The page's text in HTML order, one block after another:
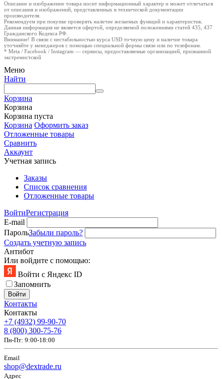
Описание и изображение товара носит информационный характер и может отличаться
от описания и изображений, представленных в технической документации
производителя.
Рекомендуем при покупке проверять наличие желаемых функций и характеристик.
Данная информация не является офертой, определяемой положениями статей 435, 437
Гражданского Кодекса РФ.
Внимание! В связи с нестабильностью курса USD точную цену и наличие товара
уточняйте у менеджеров с помощью специальной формы связи или по телефонам.
* Meta / Facebook / Instagram — сервисы, предоставляемые организацией, признанной
экстремистской
Меню
Найти
Корзина
Корзина
Корзина пуста
Корзина Оформить заказ
Отложенные товары
Сравнить
Аккаунт
Учетная запись
Заказы
Список сравнения
Отложенные товары
ВойтиРегистрация
E-mail
ПарольЗабыли пароль?
Создать учетную запись
Антибот
Или войдите с помощью:
Войти с Яндекс ID
Запомнить
Войти
Контакты
Контакты
+7 (4932) 99-90-70
8 (800) 300-75-76
Пн-Пт: 9:00-18:00
Email
shop@dextrade.ru
Адрес